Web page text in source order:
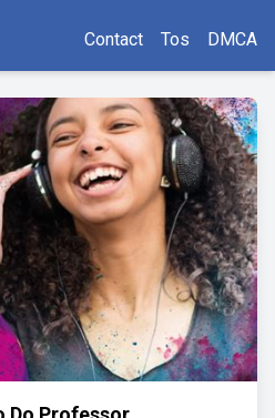
Contact Tos DMCA